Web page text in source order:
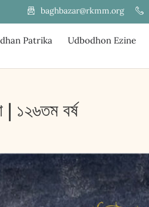
baghbazar@rkmm.org
Patrika Udbodhon Ezine
১২৬তম বর্ষ